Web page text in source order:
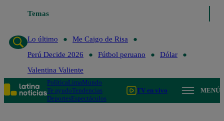
Temas
Lo último
Me Caigo de Risa
Perú Decide 2026
Fútbol peruano
Dólar
Valentina Valiente
PolíticaLimaMundo
Te ayudoTendencias
DeportesEspectáculos
TV en vivo MENÚ